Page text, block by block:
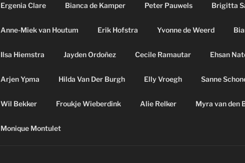
Ergenia Clare Bianca de Kamper Peter Pauwels Brigitta
Anne-Miek van Houtum Erik Hofstra Yvonne de Weerd
Ilsa Hiemstra Jayden Ordoñez Cecile Ramautar Ehsan
Arjen Ypma Hilda Van Der Burgh Elly Vroegh Sanne
Wil Bekker Froukje Wieberdink Alie Relker Myra van den
Monique Montulet